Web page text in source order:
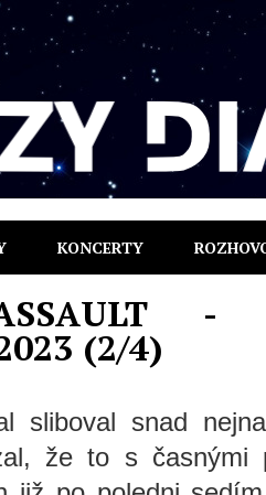
KONCERTY
-
(2/4)
sliboval snad
že to s časnými